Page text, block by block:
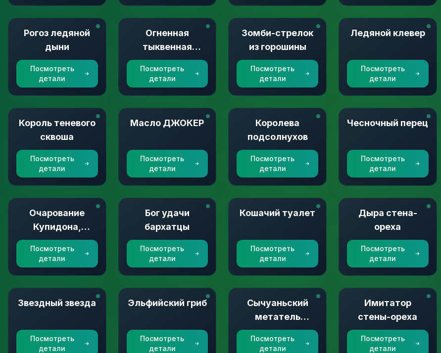
Рогоз ледяной
дыни
Посмотреть
детали
Огненная
тыквенная
голова
Посмотреть
детали
Зомби-стрелок
из горошины
Посмотреть
детали
Ледяной клевер
Посмотреть
детали
Король теневого
сквоша
Посмотреть
детали
Масло ДЖОКЕР
Посмотреть
детали
Королева
подсолнухов
Посмотреть
детали
Чесночный перец
Посмотреть
детали
Очарование
Купидона,
стрелок по
грибам
Посмотреть
детали
Бог удачи
бархатцы
Посмотреть
детали
Кошачий туалет
Посмотреть
детали
Дыра стена-
ореха
Посмотреть
детали
Звездный звезда
Посмотреть
детали
Эльфийский гриб
Посмотреть
детали
Сычуаньский
метатель
посуды
Посмотреть
детали
Имитатор
стены-ореха
Посмотреть
детали